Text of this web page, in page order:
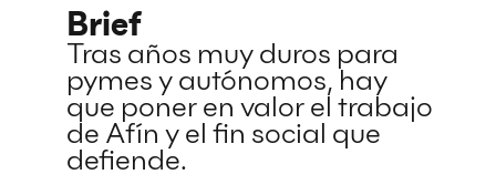
Brief
Tras años muy duros para
pymes y autónomos, hay
que poner en valor el trabajo
de Afín y el fin social que
defiende.